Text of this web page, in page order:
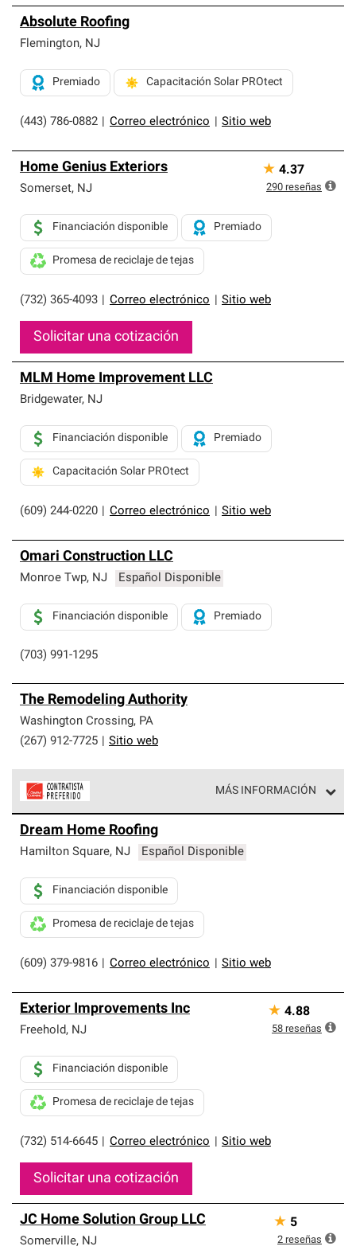
Absolute Roofing
Flemington, NJ
(443) 786-0882 Correo electrónico Sitio web
Premiado Capacitación Solar PROtect
Home Genius Exteriors
Somerset, NJ
(732) 365-4093 Correo electrónico Sitio web
Financiación disponible Premiado
Promesa de reciclaje de tejas
Solicitar una cotización
★ 4.37
290 reseñas
MLM Home Improvement LLC
Bridgewater, NJ
(609) 244-0220 Correo electrónico Sitio web
Financiación disponible Premiado
Capacitación Solar PROtect
Omari Construction LLC
Monroe Twp, NJ Español Disponible
(703) 991-1295
Financiación disponible Premiado
The Remodeling Authority
Washington Crossing, PA
(267) 912-7725
Sitio web
MÁS INFORMACIÓN
parte de una red exclusiva de profesionales de techos
que cumplen con altos estándares y requisitos estrictos
Dream Home Roofing
Hamilton Square, NJ Español Disponible
(609) 379-9816 Correo electrónico Sitio web
Financiación disponible
Promesa de reciclaje de tejas
Exterior Improvements Inc
Freehold, NJ
(732) 514-6645 Correo electrónico Sitio web
Financiación disponible
Promesa de reciclaje de tejas
Solicitar una cotización
★ 4.88
58 reseñas
JC Home Solution Group LLC
Somerville, NJ
★ 5
2 reseñas